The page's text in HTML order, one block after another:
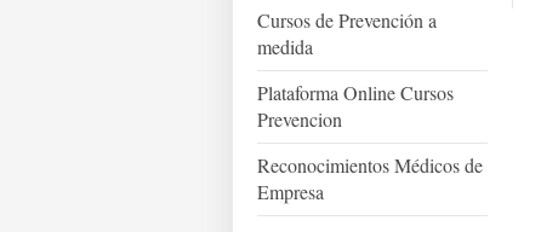
Cursos de Prevención a
medida
Plataforma Online Cursos
Prevencion
Reconocimientos Médicos de
Empresa